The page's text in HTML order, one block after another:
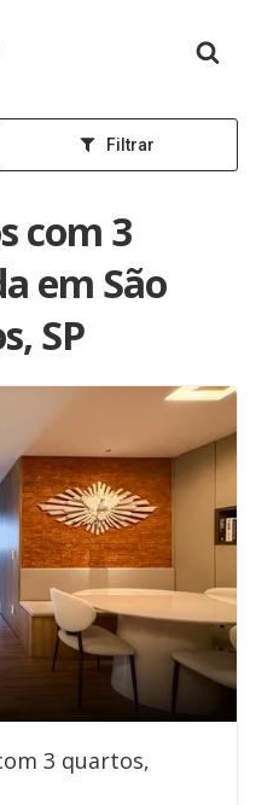
inicial
Filtrar
com 3
em São
SP
3 quartos,